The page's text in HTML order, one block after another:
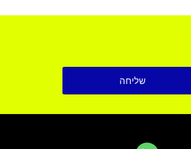
שליחה